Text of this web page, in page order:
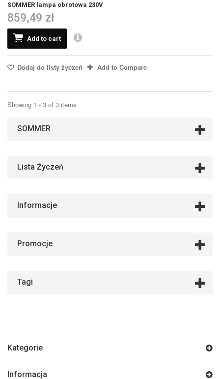
SOMMER lampa obrotowa 230V
859,49 zł
Add to cart
Dodaj do listy życzeń Add to Compare
Showing 1 - 3 of 3 items
SOMMER
Lista Życzeń
Informacje
Promocje
Tagi
Kategorie
Informacja